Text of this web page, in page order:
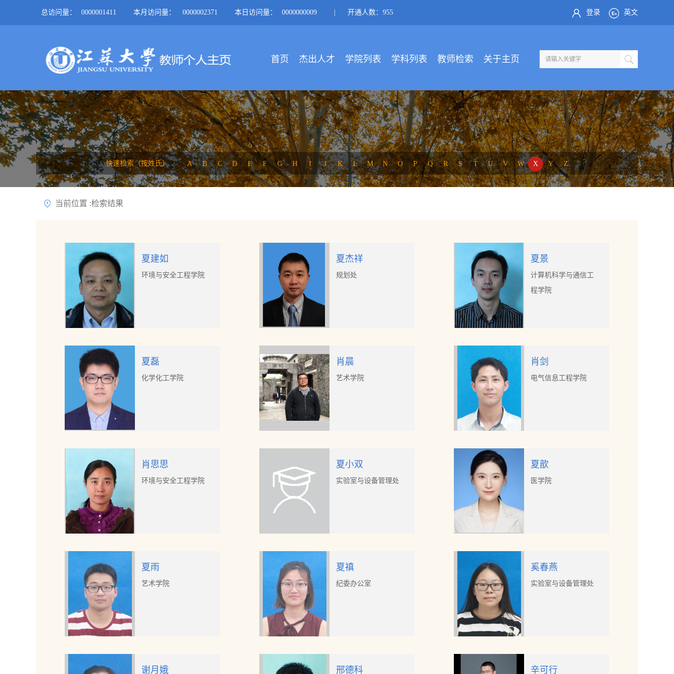
总访问量： 0000001411 本月访问量： 0000002371 本日访问量： 0000000009 开通人数：955 登录 英文
首页 杰出人才 学院列表 学科列表 教师检索 关于主页
快速检索（按姓氏） A B C D E F G H I J K L M N O P Q R S T U V W X Y Z
当前位置 :检索结果
夏建如
环境与安全工程学院
夏杰祥
规划处
夏景
计算机科学与通信工
程学院
夏磊
化学化工学院
肖晨
艺术学院
肖剑
电气信息工程学院
肖思思
环境与安全工程学院
夏小双
实验室与设备管理处
夏歆
医学院
夏雨
艺术学院
夏禛
纪委办公室
奚春燕
实验室与设备管理处
谢月娥 邢德科 辛可行